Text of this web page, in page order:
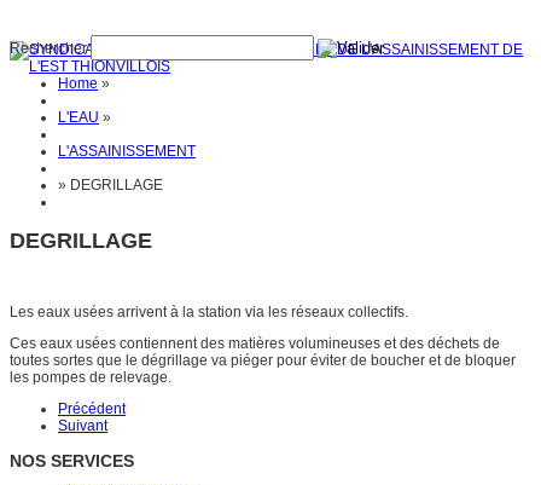
Rechercher
Home »
L'EAU »
L'ASSAINISSEMENT
» DEGRILLAGE
DEGRILLAGE
Les eaux usées arrivent à la station via les réseaux collectifs.
Ces eaux usées contiennent des matières volumineuses et des déchets de
toutes sortes que le dégrillage va piéger pour éviter de boucher et de bloquer
les pompes de relevage.
Précédent
Suivant
NOS SERVICES